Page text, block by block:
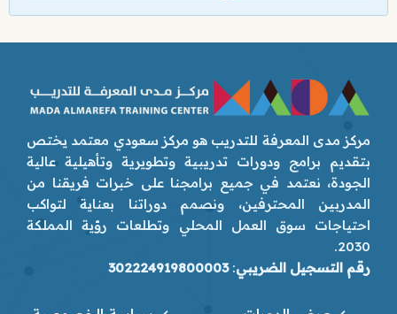
مركز مدى المعرفة للتدريب هو مركز سعودي معتمد يختص
بتقديم برامج ودورات تدريبية وتطويرية وتأهيلية عالية
الجودة، نعتمد في جميع برامجنا على خبرات فريقنا من
المدربين المحترفين، ونصمم دوراتنا بعناية لتواكب
احتياجات سوق العمل المحلي وتطلعات رؤية المملكة
2030.
رقم التسجيل الضريبي:
302224919800003